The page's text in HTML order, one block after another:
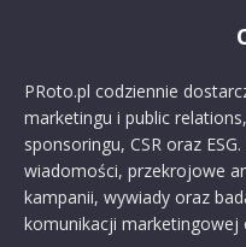
PRoto.pl codziennie
marketingu i public
sponsoringu, CSR oraz
wiadomości, przekrojowe
kampanii, wywiady oraz
komunikacji marketingowej